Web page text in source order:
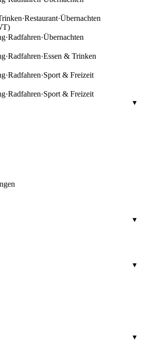
·Restaurant·Übernachten
·Radfahren·Übernachten
·Radfahren·Essen & Trinken
·Radfahren·Sport & Freizeit
·Radfahren·Sport & Freizeit